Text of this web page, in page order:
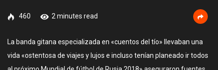
460 2 minutes read
La banda gitana especializada en «cuentos del tío» llevaban una
vida «ostentosa de viajes y lujos e incluso tenían planeado ir todos